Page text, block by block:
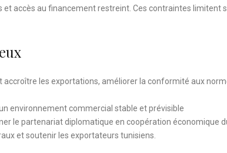
accès au financement restreint. Ces contraintes limitent
accroître les exportations, améliorer la conformité aux
environnement commercial stable et prévisible
le partenariat diplomatique en coopération économique
et soutenir les exportateurs tunisiens.